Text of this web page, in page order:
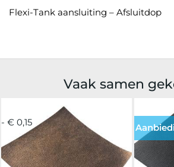
Flexi-Tank aansluiting – Afsluitdop
Vaak samen
- € 0,15